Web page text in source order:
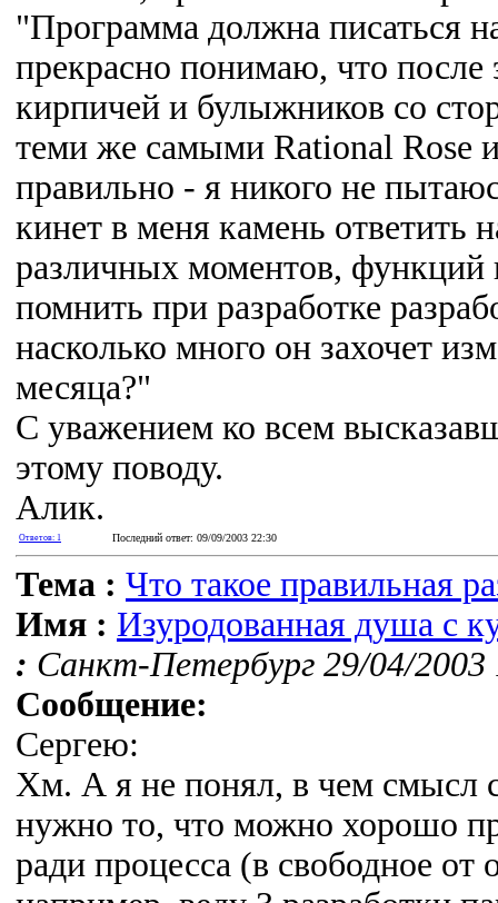
"Программа должна писаться
прекрасно понимаю, что после
кирпичей и булыжников со
теми же самыми Rational Rose
правильно - я никого не
кинет в меня камень ответить
различных моментов, функций
помнить при разработке
насколько много он захочет
месяца?"
С уважением ко всем
этому поводу.
Алик.
Ответов: 1 Последний ответ: 09/09/2003 22:30
Тема : Что такое правильная
Имя : Изуродованная душа с
: Санкт-Петербург 29/04/2003
Сообщение:
Сергею:
Хм. А я не понял, в чем смысл
нужно то, что можно хорошо
ради процесса (в свободное